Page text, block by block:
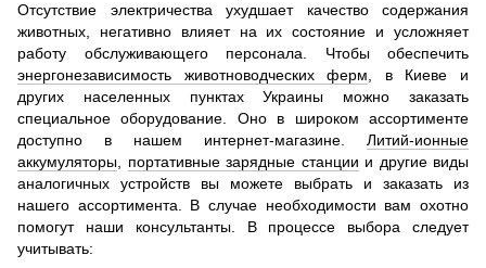
Отсутствие электричества ухудшает качество содержания
животных, негативно влияет на их состояние и усложняет
работу обслуживающего персонала. Чтобы обеспечить
энергонезависимость животноводческих ферм, в Киеве и
других населенных пунктах Украины можно заказать
специальное оборудование. Оно в широком ассортименте
доступно в нашем интернет-магазине. Литий-ионные
аккумуляторы, портативные зарядные станции и другие виды
аналогичных устройств вы можете выбрать и заказать из
нашего ассортимента. В случае необходимости вам охотно
помогут наши консультанты. В процессе выбора следует
учитывать: